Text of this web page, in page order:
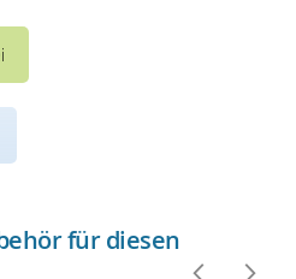
für diesen